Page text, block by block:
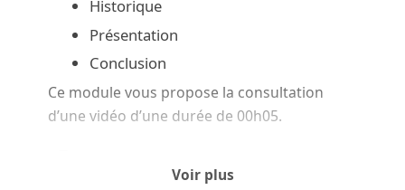
Historique
Présentation
Conclusion
Ce module vous propose la consultation
d’une vidéo d’une durée de 00h05.
Voir plus